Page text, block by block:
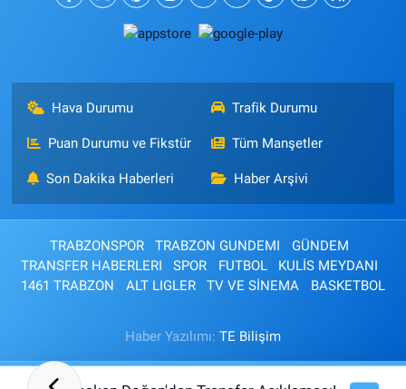
Hava Durumu Trafik Durumu
Puan Durumu ve Fikstür Tüm Manşetler
Son Dakika Haberleri Haber Arşivi
TRABZONSPOR TRABZON GUNDEMI
GÜNDEM
TRANSFER HABERLERI
SPOR FUTBOL
KULİS MEYDANI
1461 TRABZON
ALT LIGLER TV VE SİNEMA BASKETBOL
Haber Yazılımı: TE Bilişim